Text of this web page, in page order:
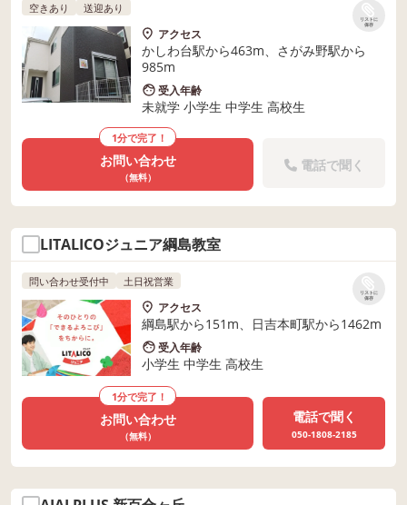
リストに
保存
空きあり 送迎あり
アクセス
かしわ台駅から463m、さがみ野駅から
985m
受入年齢
未就学 小学生 中学生 高校生
1分で完了！
お問い合わせ
（無料）
電話で聞く
LITALICOジュニア綱島教室
リストに
保存
問い合わせ受付中 土日祝営業
アクセス
綱島駅から151m、日吉本町駅から1462m
受入年齢
小学生 中学生 高校生
1分で完了！
お問い合わせ
（無料）
電話で聞く
050-1808-2185